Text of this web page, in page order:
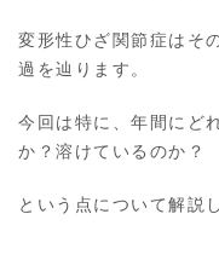
変形性ひざ関節症はそ
過を辿ります。
今回は特に、年間にど
か？溶けているのか？
という点について解説